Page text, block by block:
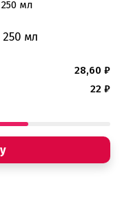
мл
28,60 ₽
22 ₽